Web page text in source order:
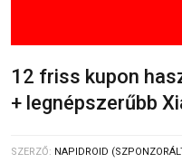
12 friss kupon
+ legnépszerűbb
SZERZŐ: NAPIDROID